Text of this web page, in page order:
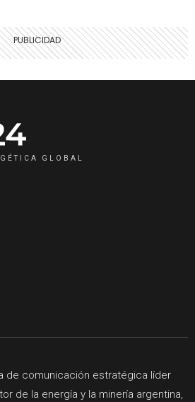
GLOBAL
de comunicación estratégica líder
de la energía y la minería argentina,